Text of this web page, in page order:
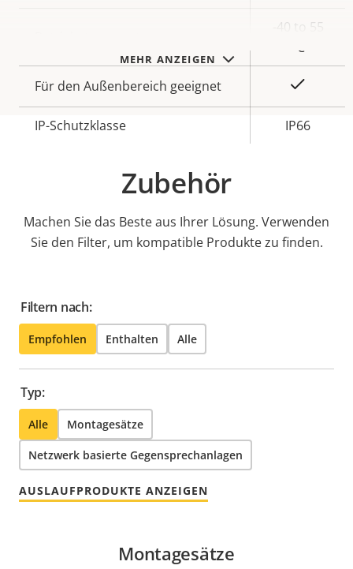
MEHR ANZEIGEN
-40 to 55
°C
Für den Außenbereich geeignet
IP-Schutzklasse IP66
Zubehör
Machen Sie das Beste aus Ihrer Lösung. Verwenden
Sie den Filter, um kompatible Produkte zu finden.
Filtern nach:
Empfohlen Enthalten Alle
Typ:
Alle Montagesätze
Netzwerk basierte Gegensprechanlagen
AUSLAUFPRODUKTE ANZEIGEN
Montagesätze